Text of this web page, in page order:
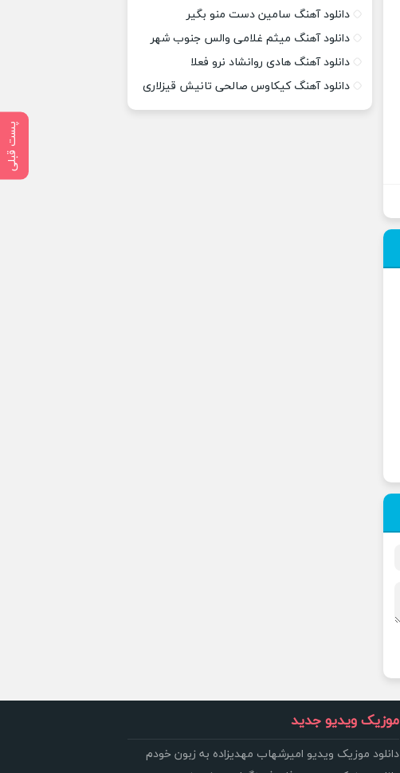
پست قبلی
دانلود آهنگ سامین دست منو بگیر
دانلود آهنگ میثم غلامی والس جنوب شهر
دانلود آهنگ هادی روانشاد نرو فعلا
دانلود آهنگ کیکاوس صالحی تانیش قیزلاری
موزیک ویدیو جدید
دانلود موزیک ویدیو امیرشهاب مهدیزاده به زبون خودم